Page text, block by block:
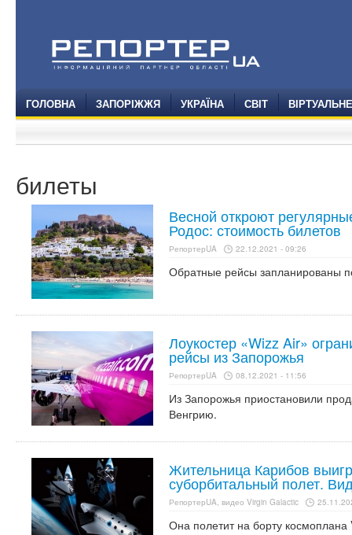
ГОЛОВНА ЗАПОРІЖЖЯ УКРАЇНА СВІТ
билеты
Весной откроют
Родос: стоимость билетов
РепортерUA 22.12.2021 - 09:26
Обратные рейсы запланированы
Лоукостер «Wizz Air»
рейсы из Запорожья
РепортерUA 08.12.2021 - 11:56
Из Запорожья приостановили
Венгрию.
Жительница Карибов
суборбитальный полет.
РепортерUA, видео Virgin Galactic
Она полетит на борту космоплана